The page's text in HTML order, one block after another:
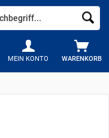
WARENKORB
MEIN KONTO